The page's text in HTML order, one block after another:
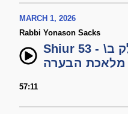
MARCH 1, 2026
Rabbi Yonason Sacks
Shiur 53 - מורא מקדש חלק ב\
מלאכת הבערה
57:11